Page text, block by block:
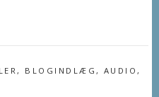
BLOGINDLÆG, AUDIO,